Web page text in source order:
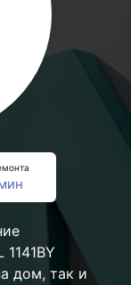
дом, так и